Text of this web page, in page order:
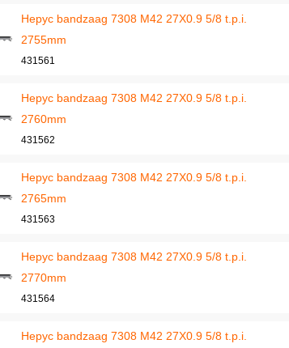
Hepyc bandzaag 7308 M42 27X0.9 5/8 t.p.i.
2755mm
431561
Hepyc bandzaag 7308 M42 27X0.9 5/8 t.p.i.
2760mm
431562
Hepyc bandzaag 7308 M42 27X0.9 5/8 t.p.i.
2765mm
431563
Hepyc bandzaag 7308 M42 27X0.9 5/8 t.p.i.
2770mm
431564
Hepyc bandzaag 7308 M42 27X0.9 5/8 t.p.i.